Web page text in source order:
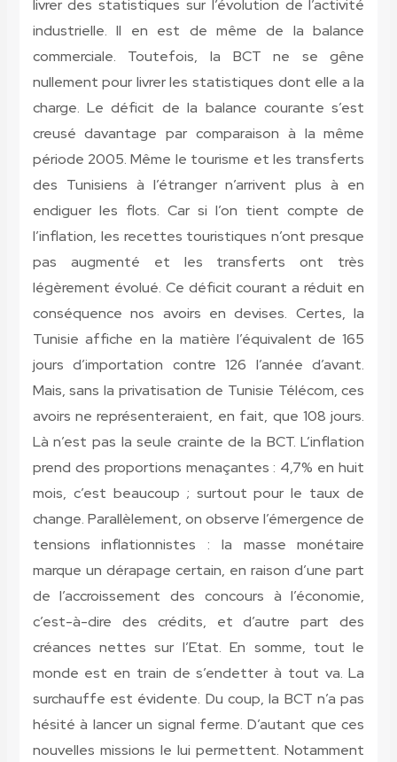
livrer des statistiques sur l’évolution de l’activité
industrielle. Il en est de même de la balance
commerciale. Toutefois, la BCT ne se gêne
nullement pour livrer les statistiques dont elle a la
charge. Le déficit de la balance courante s’est
creusé davantage par comparaison à la même
période 2005. Même le tourisme et les transferts
des Tunisiens à l’étranger n’arrivent plus à en
endiguer les flots. Car si l’on tient compte de
l’inflation, les recettes touristiques n’ont presque
pas augmenté et les transferts ont très
légèrement évolué. Ce déficit courant a réduit en
conséquence nos avoirs en devises. Certes, la
Tunisie affiche en la matière l’équivalent de 165
jours d’importation contre 126 l’année d’avant.
Mais, sans la privatisation de Tunisie Télécom, ces
avoirs ne représenteraient, en fait, que 108 jours.
Là n’est pas la seule crainte de la BCT. L’inflation
prend des proportions menaçantes : 4,7% en huit
mois, c’est beaucoup ; surtout pour le taux de
change. Parallèlement, on observe l’émergence de
tensions inflationnistes : la masse monétaire
marque un dérapage certain, en raison d’une part
de l’accroissement des concours à l’économie,
c’est-à-dire des crédits, et d’autre part des
créances nettes sur l’Etat. En somme, tout le
monde est en train de s’endetter à tout va. La
surchauffe est évidente. Du coup, la BCT n’a pas
hésité à lancer un signal ferme. D’autant que ces
nouvelles missions le lui permettent. Notamment